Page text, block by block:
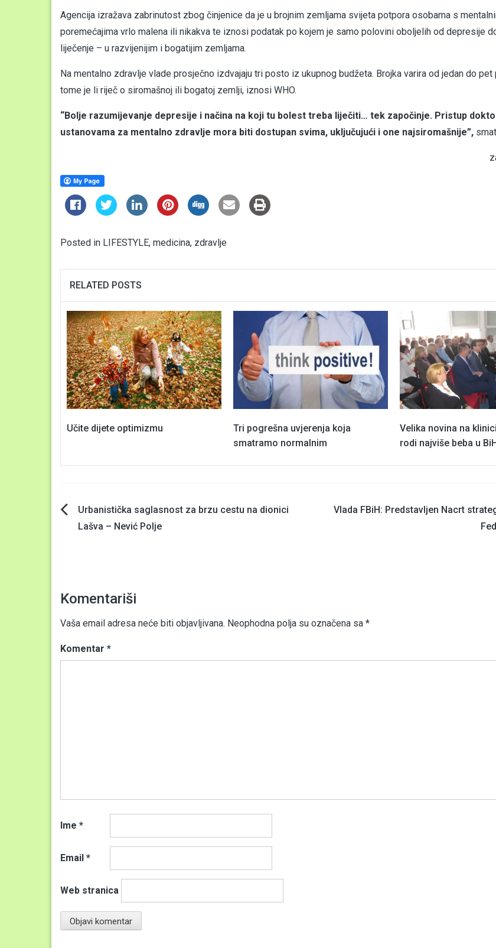
Agencija izražava zabrinutost zbog činjenice da je u brojnim zemljama svijeta potpora osobama s
poremećajima vrlo malena ili nikakva te iznosi podatak po kojem je samo polovini oboljelih od depresije
liječenje – u razvijenijim i bogatijim zemljama.
Na mentalno zdravlje vlade prosječno izdvajaju tri posto iz ukupnog budžeta. Brojka varira od jedan do
tome je li riječ o siromašnoj ili bogatoj zemlji, iznosi WHO.
“Bolje razumijevanje depresije i načina na koji tu bolest treba liječiti… tek započinje. Pristup
ustanovama za mentalno zdravlje mora biti dostupan svima, uključujući i one najsiromašnije”,
Posted in LIFESTYLE, medicina, zdravlje
RELATED POSTS
Učite dijete optimizmu
Tri pogrešna uvjerenja koja
smatramo normalnim
Velika novina na
rodi najviše beba u
Navigacija
Urbanistička saglasnost za brzu cestu na dionici
Lašva – Nević Polje
Vlada FBiH: Predstavljen Nacrt
Komentariši
Vaša email adresa neće biti objavljivana. Neophodna polja su označena sa *
Komentar *
Ime *
Email *
Web stranica